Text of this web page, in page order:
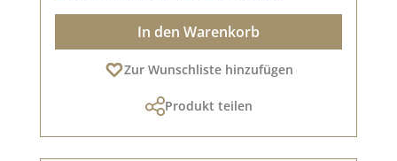
In den Warenkorb
Zur Wunschliste hinzufügen
Produkt teilen